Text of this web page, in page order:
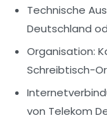
Technische
Deutschland
Organisation:
Schreibtisch-
von Telekom